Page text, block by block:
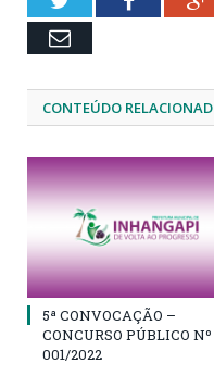
Email
CONTEÚDO
5ª CONVOCAÇÃO –
CONCURSO PÚBLICO Nº
001/2022